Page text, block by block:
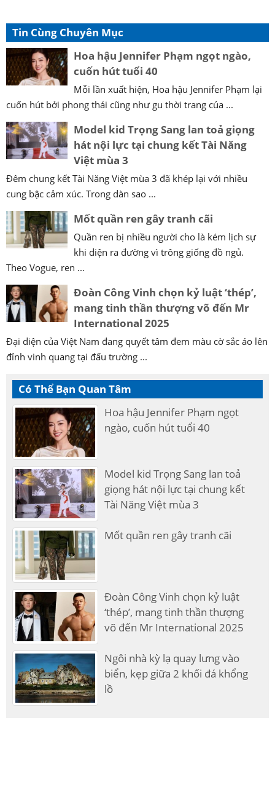
Tin Cùng Chuyên Mục
Hoa hậu Jennifer Phạm ngọt ngào,
cuốn hút tuổi 40
Mỗi lần xuất hiện, Hoa hậu Jennifer Phạm lại
cuốn hút bởi phong thái cũng như gu thời trang của ...
Model kid Trọng Sang lan toả giọng
hát nội lực tại chung kết Tài Năng
Việt mùa 3
Đêm chung kết Tài Năng Việt mùa 3 đã khép lại với nhiều
cung bậc cảm xúc. Trong dàn sao ...
Mốt quần ren gây tranh cãi
Quần ren bị nhiều người cho là kém lịch sự
khi diện ra đường vì trông giống đồ ngủ.
Theo Vogue, ren ...
Đoàn Công Vinh chọn kỷ luật ‘thép’,
mang tinh thần thượng võ đến Mr
International 2025
Đại diện của Việt Nam đang quyết tâm đem màu cờ sắc áo lên
đỉnh vinh quang tại đấu trường ...
Có Thể Bạn Quan Tâm
Hoa hậu Jennifer Phạm ngọt
ngào, cuốn hút tuổi 40
Model kid Trọng Sang lan toả
giọng hát nội lực tại chung kết
Tài Năng Việt mùa 3
Mốt quần ren gây tranh cãi
Đoàn Công Vinh chọn kỷ luật
‘thép’, mang tinh thần thượng
võ đến Mr International 2025
Ngôi nhà kỳ lạ quay lưng vào
biển, kẹp giữa 2 khối đá khổng
lồ